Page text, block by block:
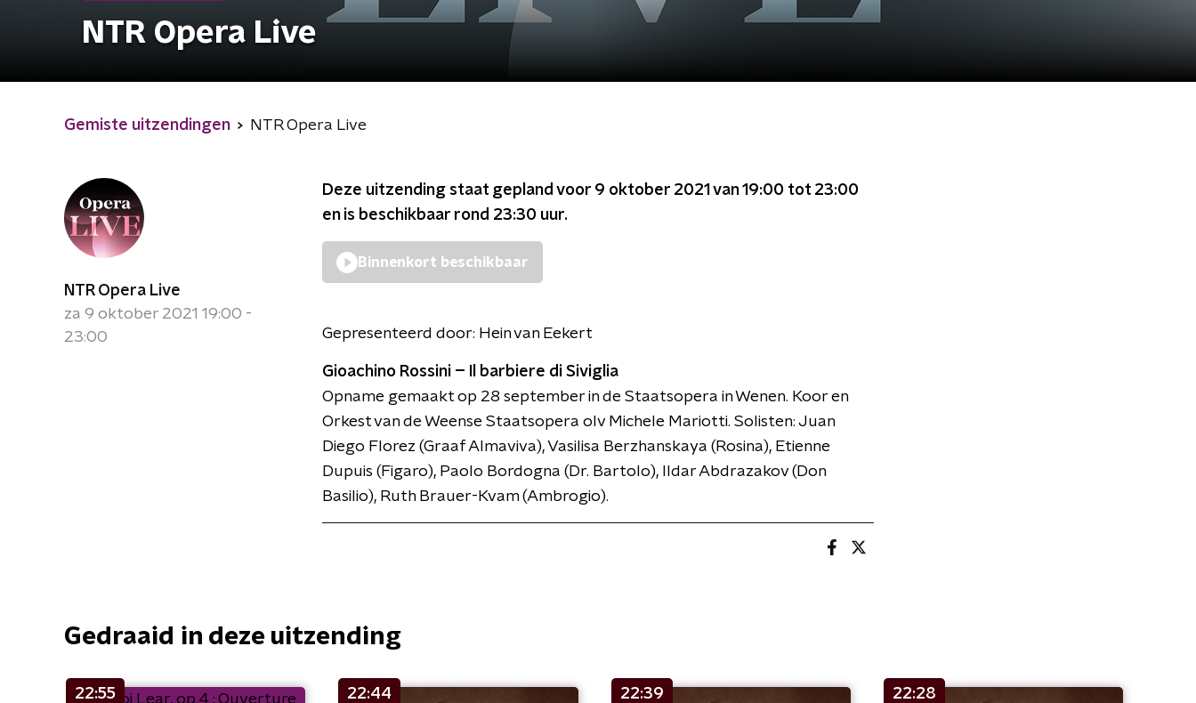
NTR Opera Live
Gemiste uitzendingen NTR Opera Live
NTR Opera Live
za 9 oktober 2021 19:00 -
23:00
Deze uitzending staat gepland voor 9 oktober 2021 van 19:00 tot 23:00
en is beschikbaar rond 23:30 uur.
Binnenkort beschikbaar
Gepresenteerd door: Hein van Eekert
Gioachino Rossini – Il barbiere di Siviglia
Opname gemaakt op 28 september in de Staatsopera in Wenen. Koor en
Orkest van de Weense Staatsopera olv Michele Mariotti. Solisten: Juan
Diego Florez (Graaf Almaviva), Vasilisa Berzhanskaya (Rosina), Etienne
Dupuis (Figaro), Paolo Bordogna (Dr. Bartolo), Ildar Abdrazakov (Don
Basilio), Ruth Brauer-Kvam (Ambrogio).
Gedraaid in deze uitzending
22:55 22:44 22:39 22:28